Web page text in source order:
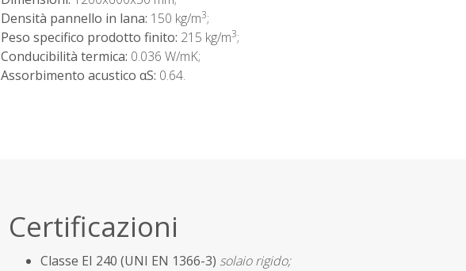
Densità pannello in lana: 150 kg/m3;
Peso specifico prodotto finito: 215 kg/m3;
Conducibilità termica: 0.036 W/mK;
Assorbimento acustico αS: 0.64.
Certificazioni
Classe EI 240 (UNI EN 1366-3) solaio rigido;